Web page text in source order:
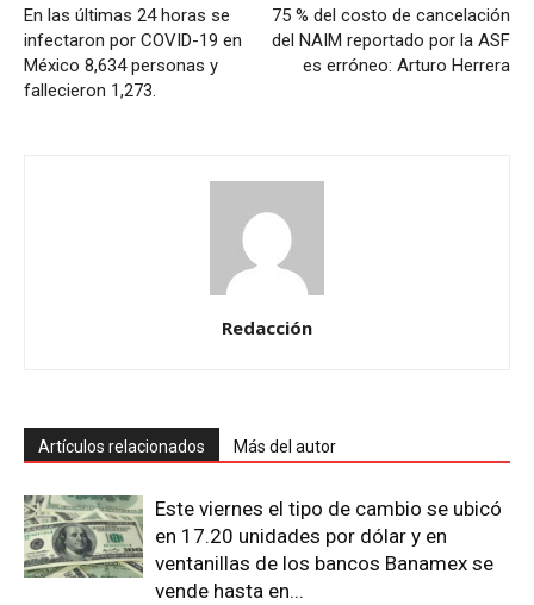
En las últimas 24 horas se
infectaron por COVID-19 en
México 8,634 personas y
fallecieron 1,273.
75 % del costo de cancelación
del NAIM reportado por la ASF
es erróneo: Arturo Herrera
Redacción
Artículos relacionados Más del autor
Este viernes el tipo de cambio se ubicó
en 17.20 unidades por dólar y en
ventanillas de los bancos Banamex se
vende hasta en...